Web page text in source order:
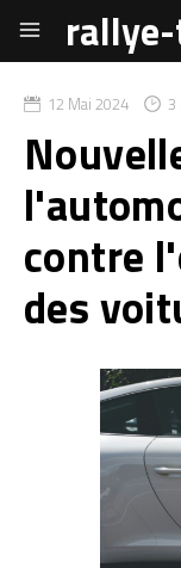
12 Mai 2024 3
contre
des